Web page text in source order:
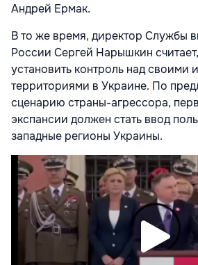
Андрей Ермак.
В то же время, директор Службы
России Сергей Нарышкин
установить контроль над своими
территориями в Украине. По
сценарию страны-агрессора,
экспансии должен стать ввод
западные регионы Украины.